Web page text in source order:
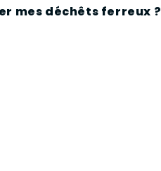
mes déchêts ferreux ?